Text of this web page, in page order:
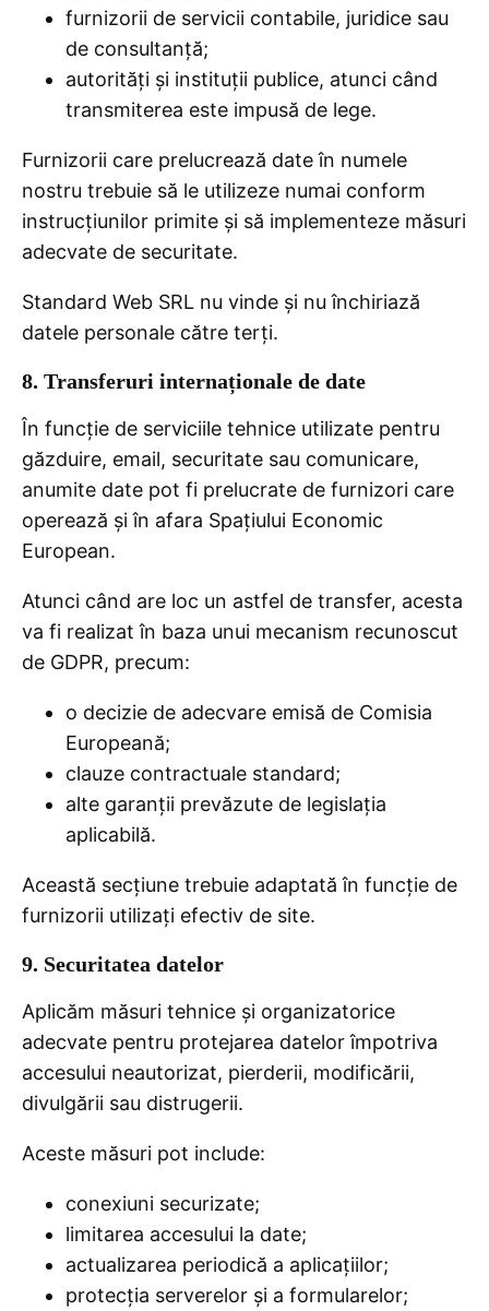
furnizorii de servicii contabile, juridice sau
de consultanță;
autorități și instituții publice, atunci când
transmiterea este impusă de lege.
Furnizorii care prelucrează date în numele
nostru trebuie să le utilizeze numai conform
instrucțiunilor primite și să implementeze măsuri
adecvate de securitate.
Standard Web SRL nu vinde și nu închiriază
datele personale către terți.
8. Transferuri internaționale de date
În funcție de serviciile tehnice utilizate pentru
găzduire, email, securitate sau comunicare,
anumite date pot fi prelucrate de furnizori care
operează și în afara Spațiului Economic
European.
Atunci când are loc un astfel de transfer, acesta
va fi realizat în baza unui mecanism recunoscut
de GDPR, precum:
o decizie de adecvare emisă de Comisia
Europeană;
clauze contractuale standard;
alte garanții prevăzute de legislația
aplicabilă.
Această secțiune trebuie adaptată în funcție de
furnizorii utilizați efectiv de site.
9. Securitatea datelor
Aplicăm măsuri tehnice și organizatorice
adecvate pentru protejarea datelor împotriva
accesului neautorizat, pierderii, modificării,
divulgării sau distrugerii.
Aceste măsuri pot include:
conexiuni securizate;
limitarea accesului la date;
actualizarea periodică a aplicațiilor;
protecția serverelor și a formularelor;